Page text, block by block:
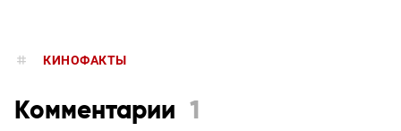
КИНОФАКТЫ
Комментарии 1